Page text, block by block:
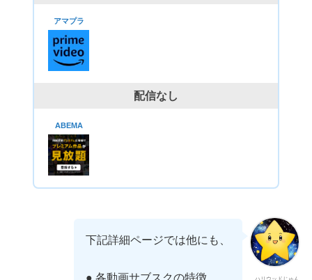
アマプラ
配信なし
ABEMA
下記詳細ページでは他にも、
● 各動画サブスクの特徴